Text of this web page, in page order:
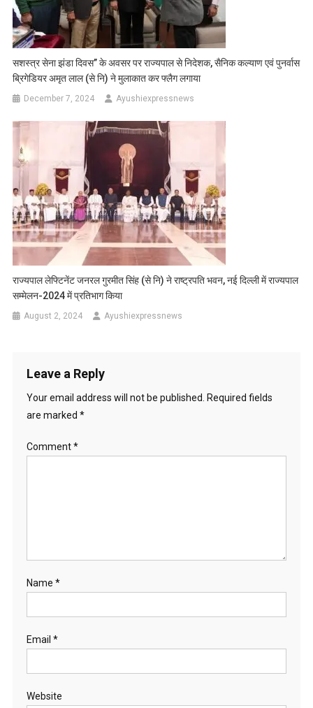
सशस्त्र सेना झंडा दिवस’’ के अवसर पर राज्यपाल से निदेशक, सैनिक कल्याण एवं पुनर्वास
ब्रिगेडियर अमृत लाल (से नि) ने मुलाकात कर फ्लैग लगाया
December 7, 2024 Ayushiexpressnews
राज्यपाल लेफ्टिनेंट जनरल गुरमीत सिंह (से नि) ने राष्ट्रपति भवन, नई दिल्ली में राज्यपाल
सम्मेलन-2024 में प्रतिभाग किया
August 2, 2024 Ayushiexpressnews
Leave a Reply
Your email address will not be published.
Required fields
are marked *
Comment*
Name *
Email *
Website